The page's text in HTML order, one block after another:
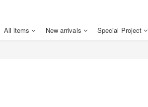
All items New arrivals Special Project